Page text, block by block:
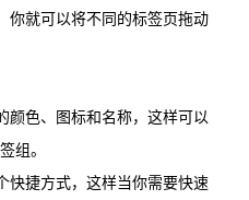
你就可以将不同的标签页拖动
颜色、图标和名称，这样可以
组。
快捷方式，这样当你需要快速